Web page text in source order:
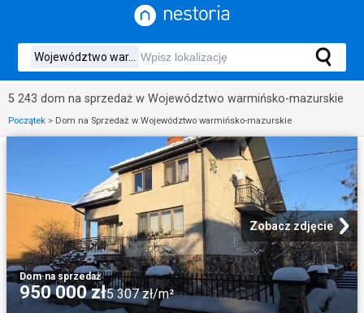
5 243 dom na sprzedaż w Województwo warmińsko-mazurskie
Początek > Dom na Sprzedaż w Województwo warmińsko-mazurskie
Zobacz zdjęcie
Dom·na sprzedaż
950 000 zł5 307 zł/m²